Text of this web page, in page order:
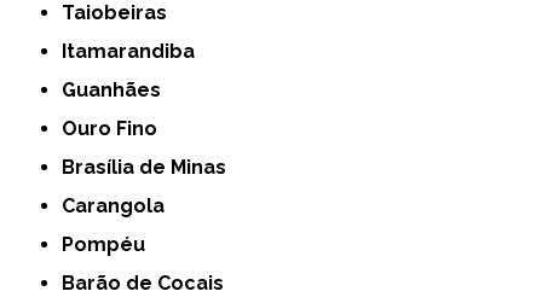
Taiobeiras
Itamarandiba
Guanhães
Ouro Fino
Brasília de Minas
Carangola
Pompéu
Barão de Cocais